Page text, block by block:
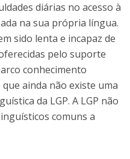
diárias no acesso à
na sua própria língua.
sido lenta e incapaz de
pelo suporte
conhecimento
ainda não existe uma
da LGP. A LGP não
comuns a